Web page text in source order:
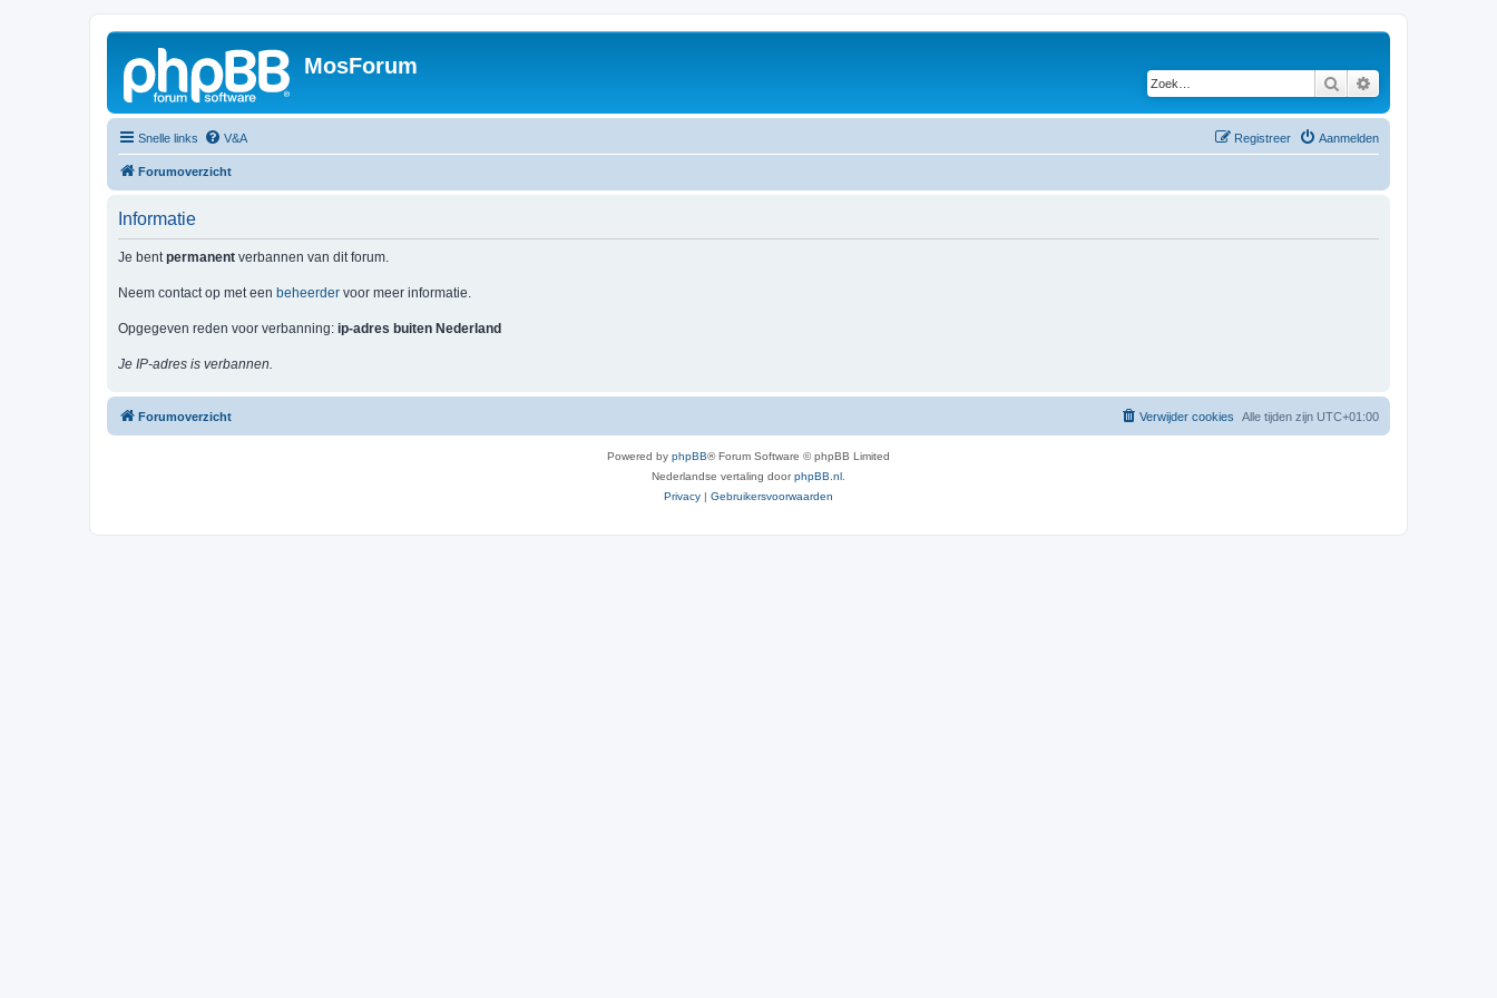
MosForum
Zoek
Snelle links V&A Aanmelden
Registreer
Forumoverzicht
Informatie
Je bentpermanent verbannen van dit forum.
Neem contact op met een beheerder voor meer informatie.
Opgegeven reden voor verbanning: ip-adres buiten Nederland
Je IP-adres is verbannen.
Forumoverzicht Alle tijden zijn UTC+01:00
Verwijder cookies
Powered by phpBB® Forum Software © phpBB Limited
Nederlandse vertaling doorphpBB.nl
Privacy | Gebruikersvoorwaarden